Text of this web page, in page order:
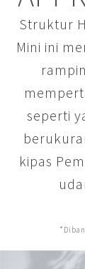
Struktur
Mini ini
seperti
kipas